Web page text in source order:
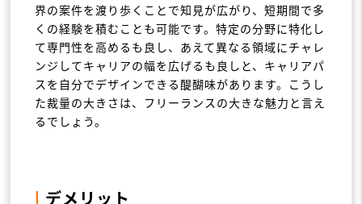
界の案件を渡り歩くことで知見が広がり、短期間で多
くの経験を積むことも可能です。特定の分野に特化し
て専門性を高めるも良し、あえて異なる領域にチャレ
ンジしてキャリアの幅を広げるも良しと、キャリアパ
スを自分でデザインできる醍醐味があります。こうし
た裁量の大きさは、フリーランスの大きな魅力と言え
るでしょう。
| デメリット